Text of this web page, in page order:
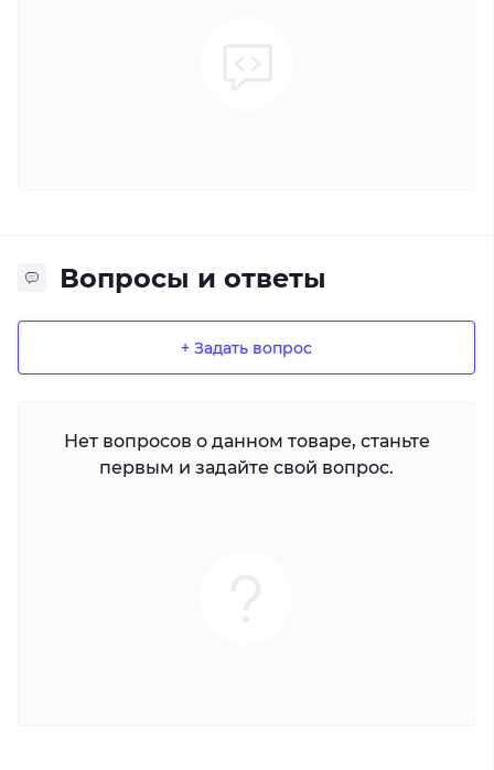
Вопросы и ответы
+ Задать вопрос
Нет вопросов о данном товаре, станьте
первым и задайте свой вопрос.